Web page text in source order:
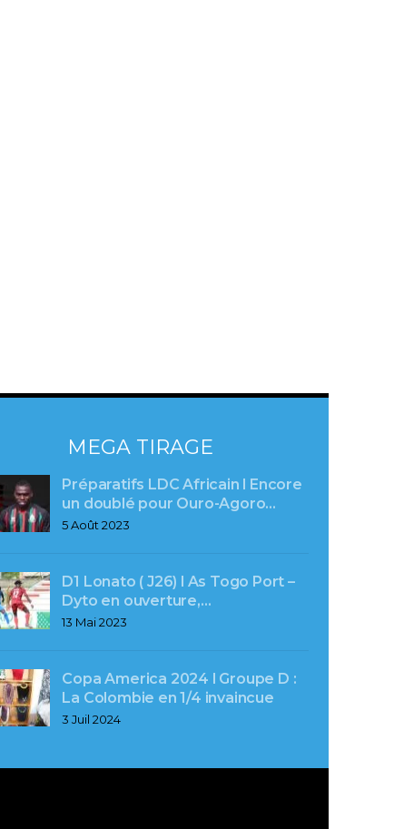
MEGA TIRAGE
Préparatifs LDC Africain l Encore
un doublé pour Ouro-Agoro…
5 Août 2023
D1 Lonato ( J26) l As Togo Port –
Dyto en ouverture,…
13 Mai 2023
Copa America 2024 l Groupe D :
La Colombie en 1/4 invaincue
3 Juil 2024